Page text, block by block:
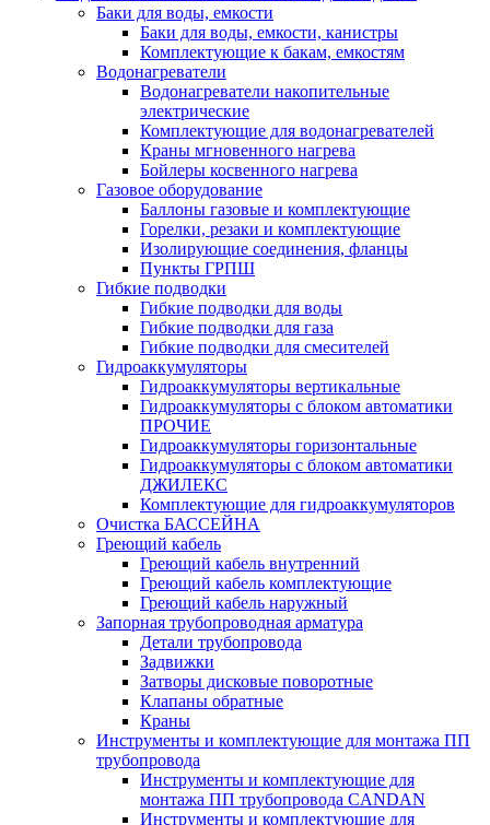
Баки для воды, емкости
Баки для воды, емкости, канистры
Комплектующие к бакам, емкостям
Водонагреватели
Водонагреватели накопительные
электрические
Комплектующие для водонагревателей
Краны мгновенного нагрева
Бойлеры косвенного нагрева
Газовое оборудование
Баллоны газовые и комплектующие
Горелки, резаки и комплектующие
Изолирующие соединения, фланцы
Пункты ГРПШ
Гибкие подводки
Гибкие подводки для воды
Гибкие подводки для газа
Гибкие подводки для смесителей
Гидроаккумуляторы
Гидроаккумуляторы вертикальные
Гидроаккумуляторы с блоком автоматики
ПРОЧИЕ
Гидроаккумуляторы горизонтальные
Гидроаккумуляторы с блоком автоматики
ДЖИЛЕКС
Комплектующие для гидроаккумуляторов
Очистка БАССЕЙНА
Греющий кабель
Греющий кабель внутренний
Греющий кабель комплектующие
Греющий кабель наружный
Запорная трубопроводная арматура
Детали трубопровода
Задвижки
Затворы дисковые поворотные
Клапаны обратные
Краны
Инструменты и комплектующие для монтажа ПП
трубопровода
Инструменты и комплектующие для
монтажа ПП трубопровода CANDAN
Инструменты и комплектующие для